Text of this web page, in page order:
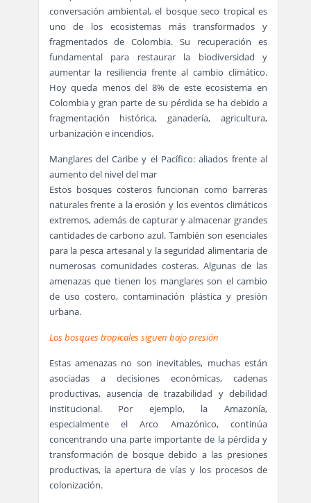
conversación ambiental, el bosque seco tropical es
uno de los ecosistemas más transformados y
fragmentados de Colombia. Su recuperación es
fundamental para restaurar la biodiversidad y
aumentar la resiliencia frente al cambio climático.
Hoy queda menos del 8% de este ecosistema en
Colombia y gran parte de su pérdida se ha debido a
fragmentación histórica, ganadería, agricultura,
urbanización e incendios.
Manglares del Caribe y el Pacífico: aliados frente al
aumento del nivel del mar
Estos bosques costeros funcionan como barreras
naturales frente a la erosión y los eventos climáticos
extremos, además de capturar y almacenar grandes
cantidades de carbono azul. También son esenciales
para la pesca artesanal y la seguridad alimentaria de
numerosas comunidades costeras. Algunas de las
amenazas que tienen los manglares son el cambio
de uso costero, contaminación plástica y presión
urbana.
Los bosques tropicales siguen bajo presión
Estas amenazas no son inevitables, muchas están
asociadas a decisiones económicas, cadenas
productivas, ausencia de trazabilidad y debilidad
institucional. Por ejemplo, la Amazonía,
especialmente el Arco Amazónico, continúa
concentrando una parte importante de la pérdida y
transformación de bosque debido a las presiones
productivas, la apertura de vías y los procesos de
colonización.